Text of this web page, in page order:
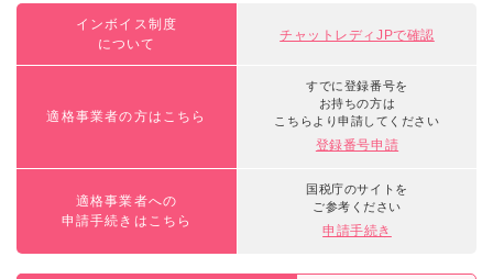
インボイス制度
について
チャットレディJPで確認
適格事業者の方はこちら
すでに登録番号を
お持ちの方は
こちらより申請してください
登録番号申請
適格事業者への
申請手続きはこちら
国税庁のサイトを
ご参考ください
申請手続き